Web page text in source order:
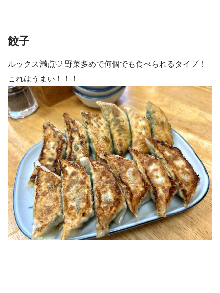
餃子
ルックス満点♡ 野菜多めで何個でも食べられるタイプ！
これはうまい！！！